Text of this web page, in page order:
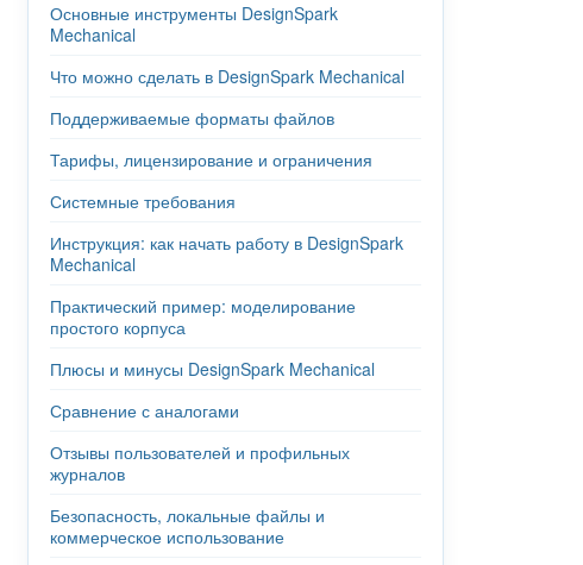
Основные инструменты DesignSpark
Mechanical
Что можно сделать в DesignSpark Mechanical
Поддерживаемые форматы файлов
Тарифы, лицензирование и ограничения
Системные требования
Инструкция: как начать работу в DesignSpark
Mechanical
Практический пример: моделирование
простого корпуса
Плюсы и минусы DesignSpark Mechanical
Сравнение с аналогами
Отзывы пользователей и профильных
журналов
Безопасность, локальные файлы и
коммерческое использование